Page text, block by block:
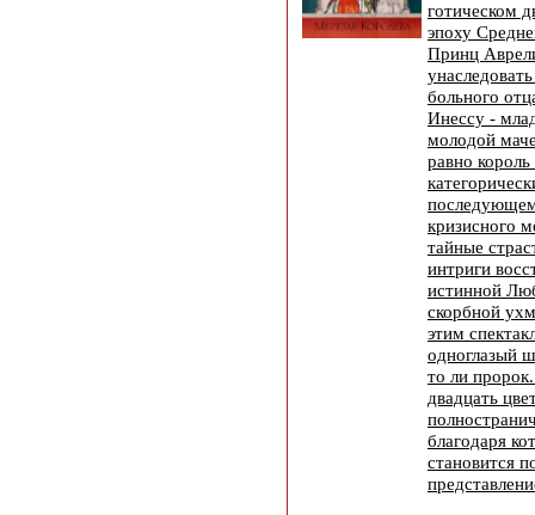
готическом
эпоху
Принц
больного
Инессу -
молодой
равно
кризисного
тайные
интриги
истинной
скорбной
этим
одноглазый
то ли
двадцать
благодаря
становится